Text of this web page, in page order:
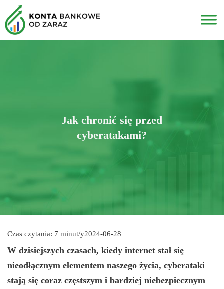
Jak chronić się przed
cyberatakami?
Czas czytania: 7 minut/y2024-06-28
W dzisiejszych czasach, kiedy internet stał się
nieodłącznym elementem naszego życia, cyberataki
stają się coraz częstszym i bardziej niebezpiecznym